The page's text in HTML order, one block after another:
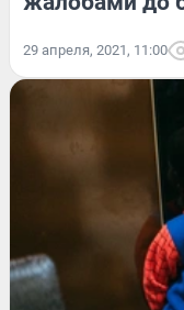
29 апреля, 2021, 11:00